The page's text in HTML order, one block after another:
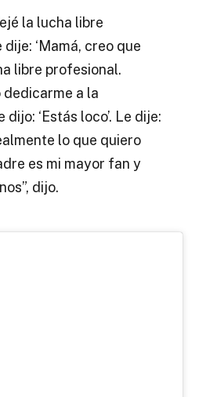
la lucha libre
‘Mamá, creo que
libre profesional.
dedicarme a la
dijo: ‘Estás loco’. Le dije:
lo que quiero
es mi mayor fan y
dijo.